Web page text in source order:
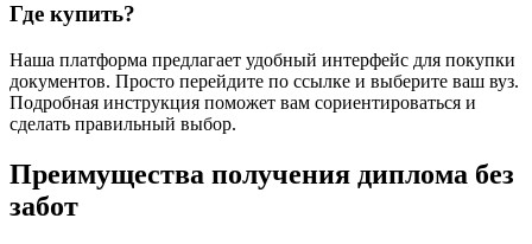
Где купить?
Наша платформа предлагает удобный интерфейс для покупки
документов. Просто перейдите по ссылке и выберите ваш вуз.
Подробная инструкция поможет вам сориентироваться и
сделать правильный выбор.
Преимущества получения диплома без
забот